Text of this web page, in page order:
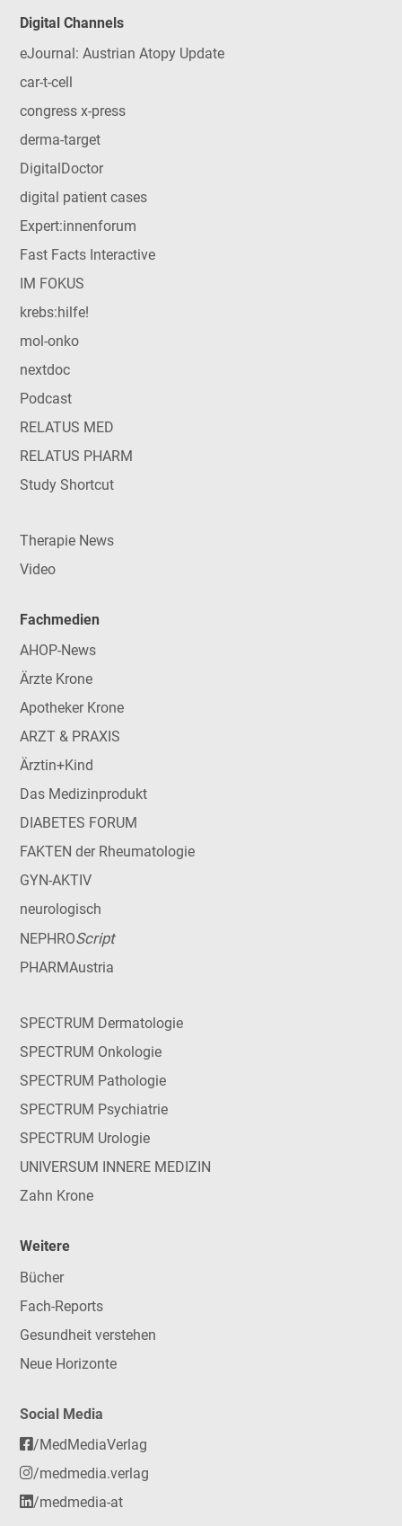
Digital Channels
eJournal: Austrian Atopy Update
car-t-cell
congress x-press
derma-target
DigitalDoctor
digital patient cases
Expert:innenforum
Fast Facts Interactive
IM FOKUS
krebs:hilfe!
mol-onko
nextdoc
Podcast
RELATUS MED
RELATUS PHARM
Study Shortcut
Therapie News
Video
Fachmedien
AHOP-News
Ärzte Krone
Apotheker Krone
ARZT & PRAXIS
Ärztin+Kind
Das Medizinprodukt
DIABETES FORUM
FAKTEN der Rheumatologie
GYN-AKTIV
neurologisch
NEPHROScript
PHARMAustria
SPECTRUM Dermatologie
SPECTRUM Onkologie
SPECTRUM Pathologie
SPECTRUM Psychiatrie
SPECTRUM Urologie
UNIVERSUM INNERE MEDIZIN
Zahn Krone
Weitere
Bücher
Fach-Reports
Gesundheit verstehen
Neue Horizonte
Social Media
/MedMediaVerlag
/medmedia.verlag
/medmedia-at